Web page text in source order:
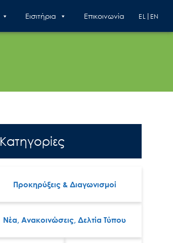
Εισιτήρια Επικοινωνία EN
EL
Κατηγορίες
Προκηρύξεις & Διαγωνισμοί
Νέα, Ανακοινώσεις, Δελτία Τύπου